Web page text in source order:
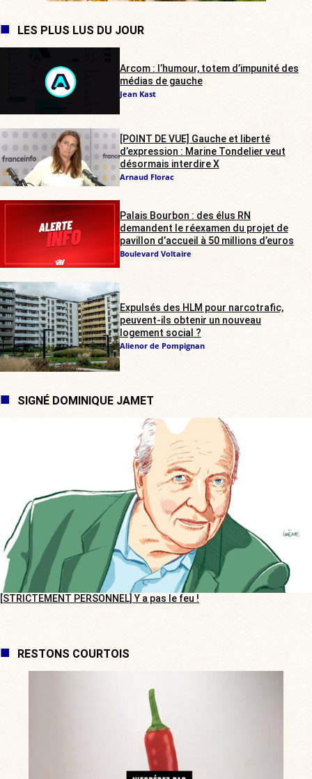
LES PLUS LUS DU JOUR
Arcom : l’humour, totem d’impunité des
médias de gauche
Jean Kast
[POINT DE VUE] Gauche et liberté
d’expression : Marine Tondelier veut
désormais interdire X
Arnaud Florac
Palais Bourbon : des élus RN
demandent le réexamen du projet de
pavillon d’accueil à 50 millions d’euros
Boulevard Voltaire
Expulsés des HLM pour narcotrafic,
peuvent-ils obtenir un nouveau
logement social ?
Alienor de Pompignan
SIGNÉ DOMINIQUE JAMET
[STRICTEMENT PERSONNEL] Y a pas le feu !
RESTONS COURTOIS